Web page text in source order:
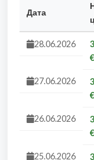
Дата
28.06.2026
€
27.06.2026
€
26.06.2026
€
25.06.2026